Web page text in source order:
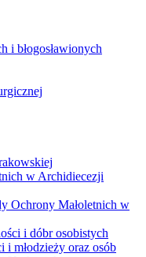
i błogosławionych
w Archidiecezji
Ochrony Małoletnich w
i dóbr osobistych
i młodzieży oraz osób